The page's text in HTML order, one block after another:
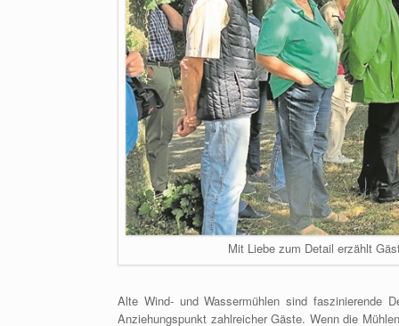
Mit Liebe zum Detail erzählt
Alte Wind- und Wassermühlen sind faszinierende
Anziehungspunkt zahlreicher Gäste. Wenn die